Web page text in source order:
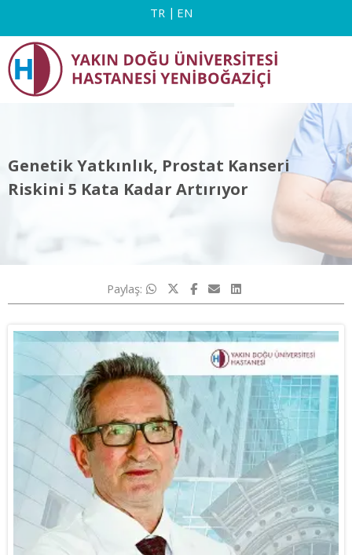
TR EN
Genetik Yatkınlık, Prostat Kanseri
Riskini 5 Kata Kadar Artırıyor
Paylaş: